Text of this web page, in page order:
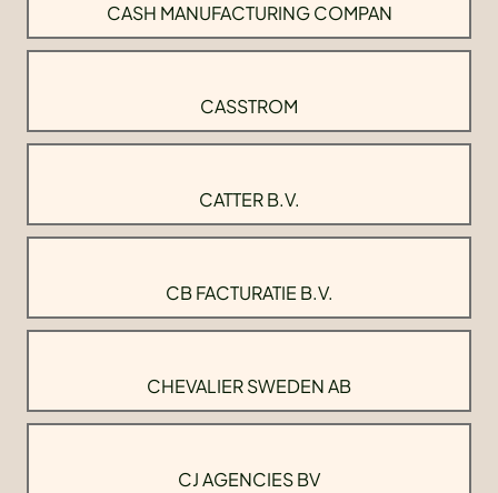
CASH MANUFACTURING COMPAN
CASSTROM
CATTER B.V.
CB FACTURATIE B.V.
CHEVALIER SWEDEN AB
CJ AGENCIES BV